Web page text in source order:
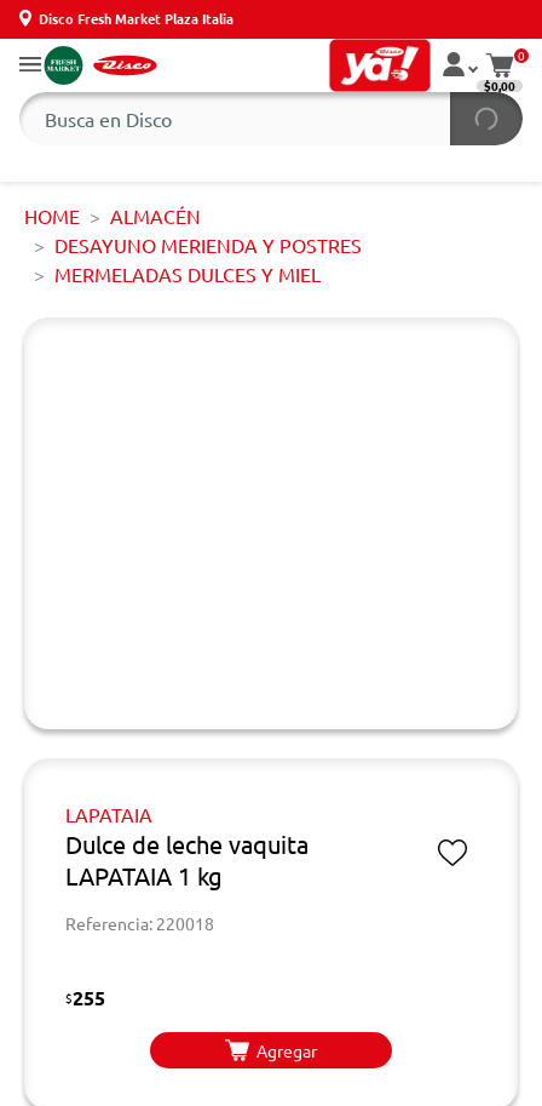
Disco Fresh Market Plaza Italia
0
$0,00
HOME
ALMACÉN
DESAYUNO MERIENDA Y POSTRES
MERMELADAS DULCES Y MIEL
LAPATAIA
Dulce de leche vaquita
LAPATAIA 1 kg
Referencia: 220018
$255
Agregar